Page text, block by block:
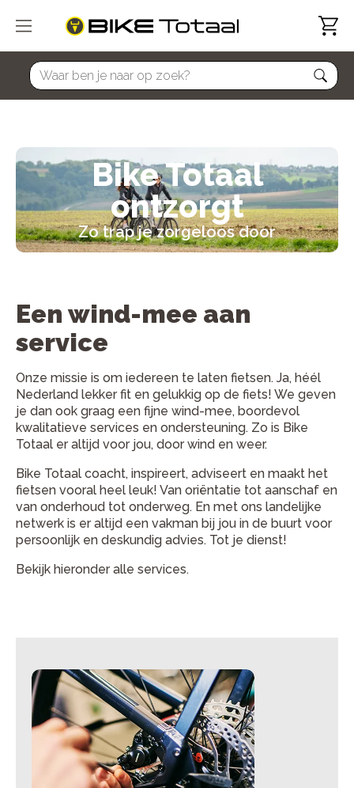
home
Bike Totaal
ontzorgt
Zo trap je zorgeloos door
Eenwind-mee aan
service
Onze missie is om iedereen te laten fietsen. Ja, héél
Nederland lekker fit en gelukkig op de fiets! We geven
je dan ook graag een fijne wind-mee, boordevol
kwalitatieve services en ondersteuning. Zo is Bike
Totaal er altijd voor jou, door wind en weer.
Bike Totaal coacht, inspireert, adviseert en maakt het
fietsen vooral heel leuk! Van oriëntatie tot aanschaf en
van onderhoud tot onderweg. En met ons landelijke
netwerk is er altijd een vakman bij jou in de buurt voor
persoonlijk en deskundig advies. Tot je dienst!
Bekijk hieronder alle services.